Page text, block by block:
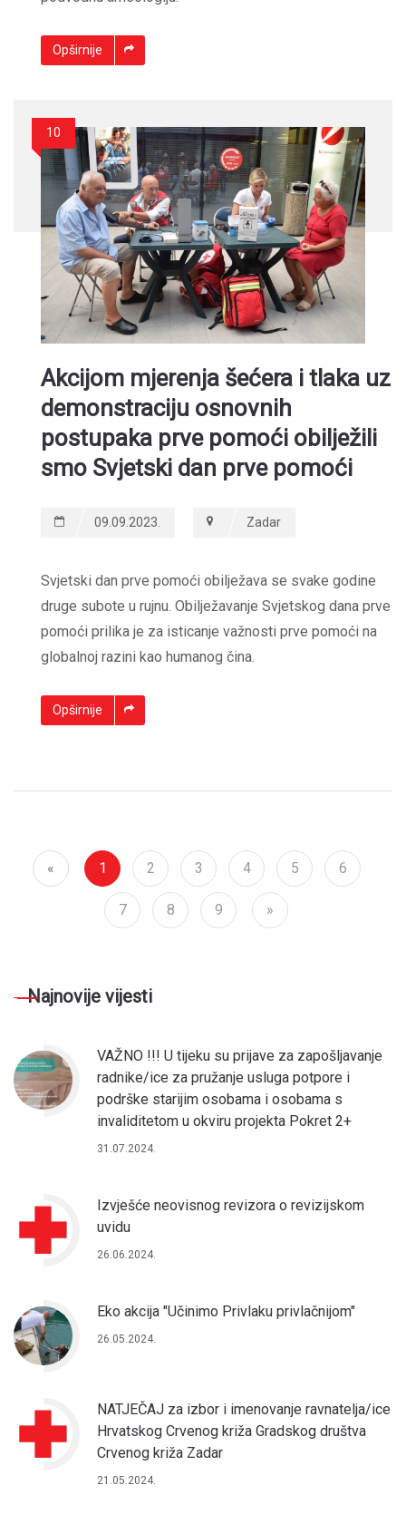
Opširnije
10
Akcijom mjerenja šećera i tlaka uz
demonstraciju osnovnih
postupaka prve pomoći obilježili
smo Svjetski dan prve pomoći
09.09.2023. Zadar
Svjetski dan prve pomoći obilježava se svake godine
druge subote u rujnu. Obilježavanje Svjetskog dana prve
pomoći prilika je za isticanje važnosti prve pomoći na
globalnoj razini kao humanog čina.
Opširnije
« 1 2 3 4 5 6
7 8 9 »
Najnovije vijesti
VAŽNO !!! U tijeku su prijave za zapošljavanje
radnike/ice za pružanje usluga potpore i
podrške starijim osobama i osobama s
invaliditetom u okviru projekta Pokret 2+
31.07.2024.
Izvješće neovisnog revizora o revizijskom
uvidu
26.06.2024.
Eko akcija "Učinimo Privlaku privlačnijom"
26.05.2024.
NATJEČAJ za izbor i imenovanje ravnatelja/ice
Hrvatskog Crvenog križa Gradskog društva
Crvenog križa Zadar
21.05.2024.